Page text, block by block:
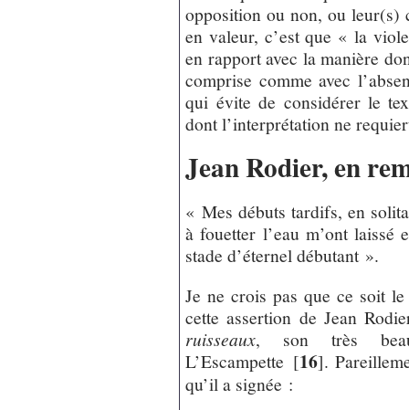
opposition ou non, ou
en valeur, c’est que « la
en rapport avec la manière
comprise comme avec
qui évite de considérer le
dont l’interprétation ne
Jean Rodier, en
« Mes débuts tardifs, en
à fouetter l’eau m’ont laissé
stade d’éternel débutant ».
Je ne crois pas que ce soit
cette assertion de Jean
ruisseaux, son très
L’Escampette [16].
qu’il a signée :